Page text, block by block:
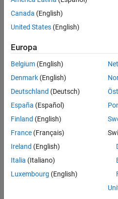
es
keine
offenen
Stellen,
Ihren
Suchkriterien
entsprechen.
können
die
Suchkriterien
weiter
fassen
oder
alle
Stellenangebote
anzeigen .
Canada (English)
United States (English)
Europa
Belgium (English)
Denmark (English)
Deutschland (Deutsch)
España (Español)
Finland (English)
France (Français)
Ireland (English)
Italia (Italiano)
Luxembourg (English)